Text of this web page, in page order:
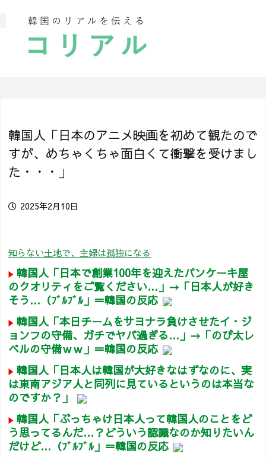
韓国人「日本のアニメ映画を初めて観たので
すが、めちゃくちゃ面白くて衝撃を受けまし
た・・・」
2025年2月10日
知らない土地で、主婦は孤独になる
韓国人「日本で創業100年を迎えたパンケーキ屋
のクオリティをご覧ください…」→「日本人が好き
そう…（ﾌﾞﾙﾌﾞﾙ」＝韓国の反応
韓国人「本日チームをサヨナラ負けさせたイ・ジ
ョンフの守備、ガチでヤバ過ぎる…」→「のび太レ
ベルの守備ｗｗ」＝韓国の反応
韓国人「日本人は韓国が大好きなはずなのに、実
は東南アジア人と同列に見ているというのは本当な
のですか？」
韓国人「ぶっちゃけ日本人って韓国人のことをど
う思ってるんだ…？どういう認識なのか知りたいん
だけど…（ﾌﾞﾙﾌﾞﾙ」＝韓国の反応